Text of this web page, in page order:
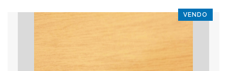
VENDO